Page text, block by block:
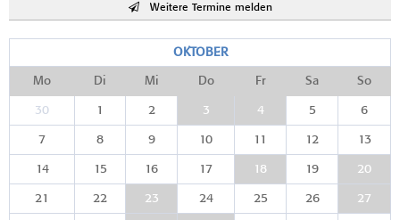
Weitere Termine melden
OKTOBER
Mo Di Mi Do Fr Sa So
30 1 2 3 4 5 6
7 8 9 10 11 12 13
14 15 16 17 18 19 20
21 22 23 24 25 26 27